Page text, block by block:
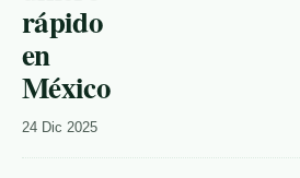
rápido
en
México
24 Dic 2025